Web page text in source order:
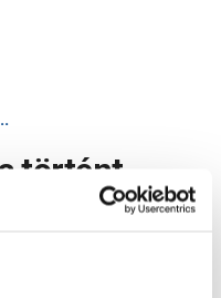
történt